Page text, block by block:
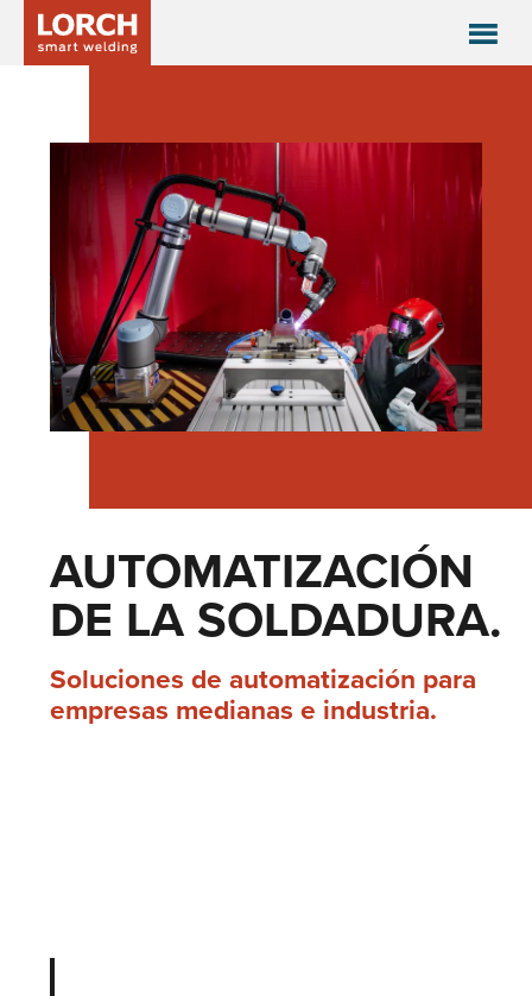
AUTOMATIZACIÓN
DE LA SOLDADURA.
Soluciones de automatización para
empresas medianas e industria.